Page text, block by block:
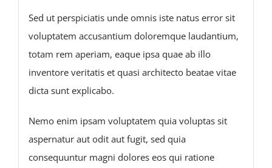
Sed ut perspiciatis unde omnis iste natus error sit
voluptatem accusantium doloremque laudantium,
totam rem aperiam, eaque ipsa quae ab illo
inventore veritatis et quasi architecto beatae vitae
dicta sunt explicabo.
Nemo enim ipsam voluptatem quia voluptas sit
aspernatur aut odit aut fugit, sed quia
consequuntur magni dolores eos qui ratione